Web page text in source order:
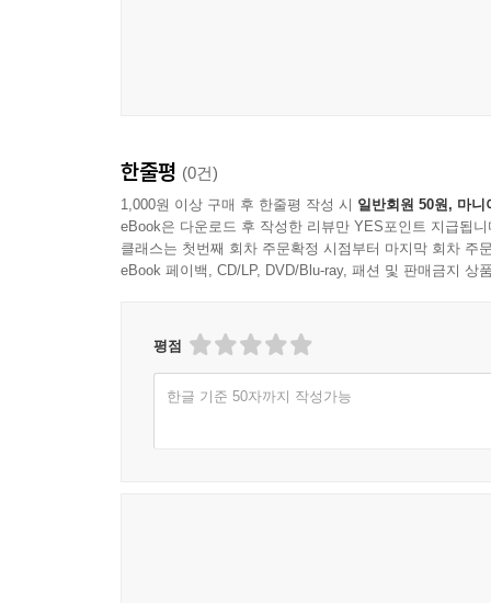
1절. 돌봄의 의미와 가치
2절. 통합 돌봄의 시행
3장 지역을 통한 국가의 작동
한줄평 (0건)
1,000원 이상 구매 후 한줄평 작성 시 일반회원 50원, 마니
eBook은 다운로드 후 작성한 리뷰만 YES포인트 지급됩니
클래스는 첫번째 회차 주문확정 시점부터 마지막 회차 주
eBook 페이백, CD/LP, DVD/Blu-ray, 패션 및 판매금지 상
평점
한글 기준 50자까지 작성가능